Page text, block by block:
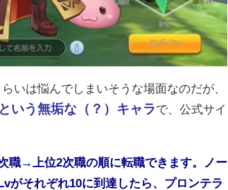
いは悩んでしまいそうな場面なのだが、
という無垢な（？）キャラで、公式サイ
職→ 上位2次職の順に転職できます。ノー
がそれぞれ10に到達したら、プロンテラ